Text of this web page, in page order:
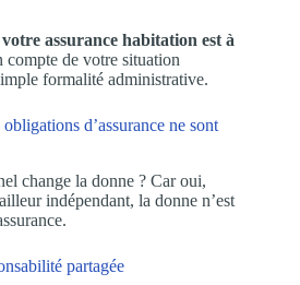
votre assurance habitation est à
compte de votre situation
formalité administrative.
d’assurance ne sont
change la donne ? Car oui,
indépendant, la donne n’est
partagée